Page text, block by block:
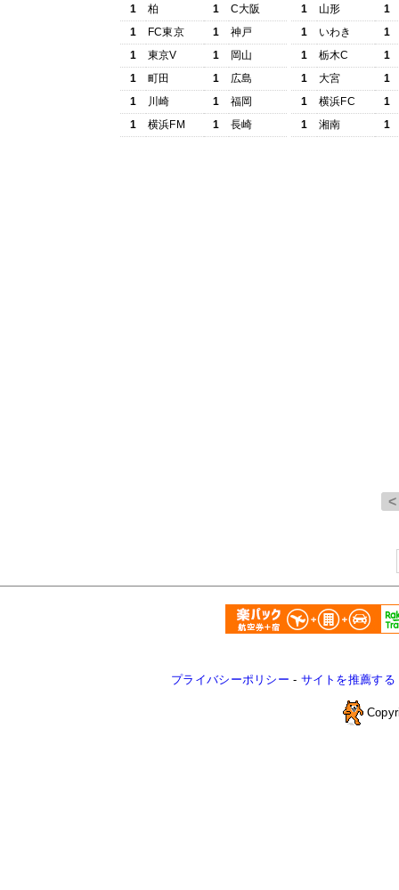
1
柏 1
C大阪
1
FC東京 1
神戸
1
東京V 1
岡山
1
町田 1
広島
1
川崎 1
福岡
1
横浜FM 1 長崎
1
山形
1
1
いわき
1
1
栃木C
1
1
大宮
1
1
横浜FC
1
1
湘南 1
プライバシーポリシー - サイトを推薦する